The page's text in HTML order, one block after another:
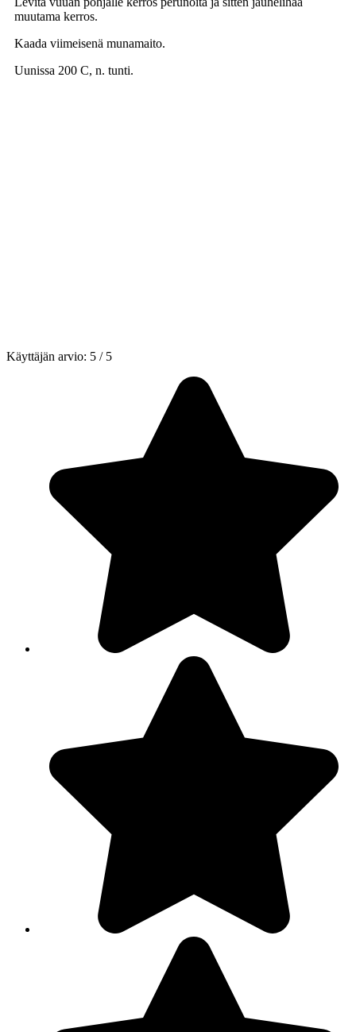
muutama kerros.
Kaada viimeisenä munamaito.
Uunissa 200 C, n. tunti.
Käyttäjän arvio: 5 / 5